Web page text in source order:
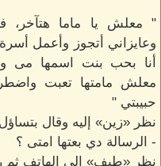
" معلش يا ماما هتآخر،
وعايزاني أتجوز وأعمل
أنا بحب بنت اسمها مى
معلش مامتها تعبت
حبيبتي "
نظر «زين» إليه وقال
- الرسالة دي بعتها امتى ؟
نظر «طيف» إلى الهاتف ثم